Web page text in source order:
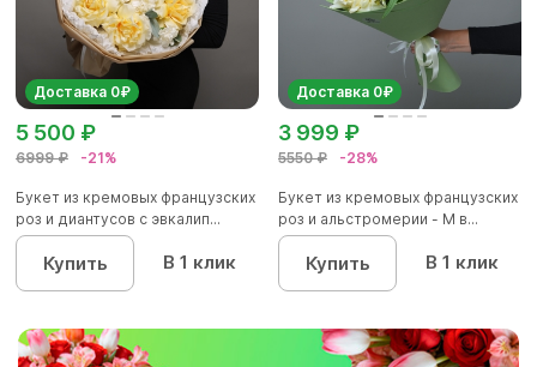
Доставка 0₽
6999 ₽ -21%
5 500 ₽
Букет из кремовых французских
роз и диантусов с эвкалип...
Купить В 1 клик
Доставка 0₽
5550 ₽ -28%
3 999 ₽
Букет из кремовых французских
роз и альстромерии - М в...
Купить В 1 клик